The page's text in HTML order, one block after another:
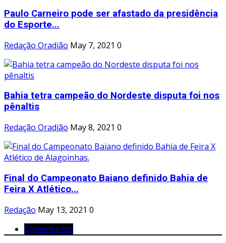
Paulo Carneiro pode ser afastado da presidência
do Esporte...
Redação Oradião May 7, 2021 0
Bahia tetra campeão do Nordeste disputa foi nos
pênaltis
Redação Oradião May 8, 2021 0
Final do Campeonato Baiano definido Bahia de
Feira X Atlético...
Redação May 13, 2021 0
Comentarios